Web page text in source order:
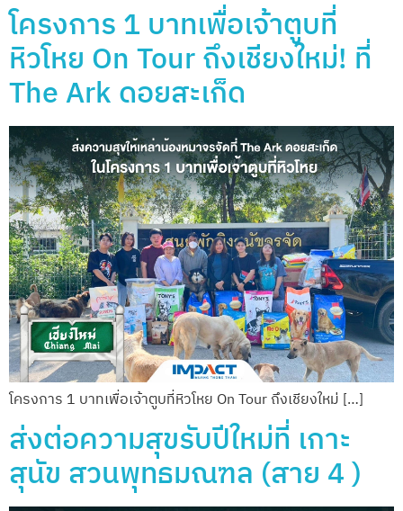
โครงการ 1 บาทเพื่อเจ้าตูบที่
หิวโหย On Tour ถึงเชียงใหม่! ที่
The Ark ดอยสะเก็ด
โครงการ 1 บาทเพื่อเจ้าตูบที่หิวโหย On Tour ถึงเชียงใหม่ […]
ส่งต่อความสุขรับปีใหม่ที่ เกาะ
สุนัข สวนพุทธมณฑล (สาย 4 )